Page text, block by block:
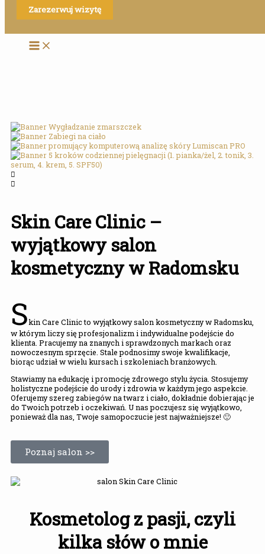
Zarezerwuj wizytę
Strona główna
Skin Care Clinic –
wyjątkowy salon
kosmetyczny w Radomsku
Skin Care Clinic to wyjątkowy salon kosmetyczny w Radomsku,
w którym liczy się profesjonalizm i indywidualne podejście do
klienta. Pracujemy na znanych i sprawdzonych markach oraz
nowoczesnym sprzęcie. Stale podnosimy swoje kwalifikacje,
biorąc udział w wielu kursach i szkoleniach branżowych.
Stawiamy na edukację i promocję zdrowego stylu życia. Stosujemy
holistyczne podejście do urody i zdrowia w każdym jego aspekcie.
Oferujemy szereg zabiegów na twarz i ciało, dokładnie dobierając je
do Twoich potrzeb i oczekiwań. U nas poczujesz się wyjątkowo,
ponieważ dla nas, Twoje samopoczucie jest najważniejsze! 🙂
Poznaj salon >>
Kosmetolog z pasji, czyli
kilka słów o mnie